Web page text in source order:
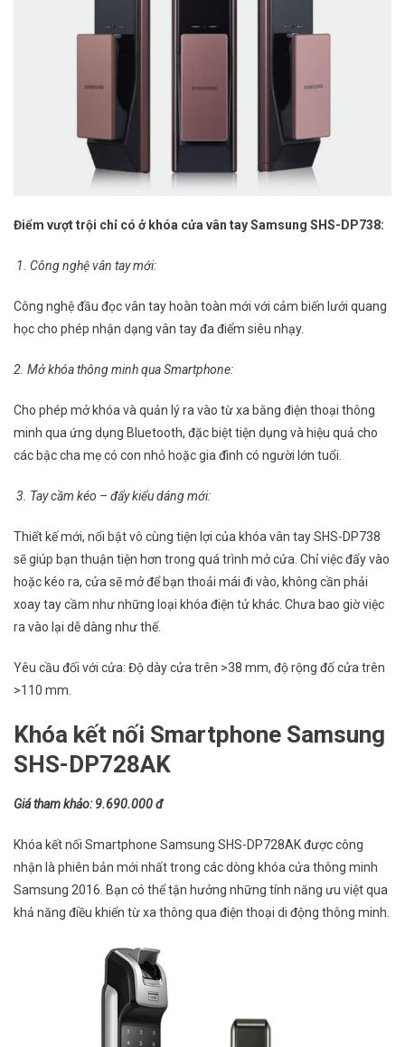
Điểm vượt trội chỉ có ở khóa cửa vân tay Samsung SHS-DP738:
1. Công nghệ vân tay mới:
Công nghệ đầu đọc vân tay hoàn toàn mới với cảm biến lưới quang
học cho phép nhận dạng vân tay đa điểm siêu nhạy.
2. Mở khóa thông minh qua Smartphone:
Cho phép mở khóa và quản lý ra vào từ xa bằng điện thoại thông
minh qua ứng dụng Bluetooth, đặc biệt tiện dụng và hiệu quả cho
các bậc cha mẹ có con nhỏ hoặc gia đình có người lớn tuổi.
3. Tay cầm kéo – đẩy kiểu dáng mới:
Thiết kế mới, nổi bật vô cùng tiện lợi của khóa vân tay SHS-DP738
sẽ giúp bạn thuận tiện hơn trong quá trình mở cửa. Chỉ việc đẩy vào
hoặc kéo ra, cửa sẽ mở để bạn thoải mái đi vào, không cần phải
xoay tay cầm như những loại khóa điện tử khác. Chưa bao giờ việc
ra vào lại dễ dàng như thế.
Yêu cầu đối với cửa: Độ dày cửa trên >38 mm, độ rộng đố cửa trên
>110 mm.
Khóa kết nối Smartphone Samsung
SHS-DP728AK
Giá tham khảo: 9.690.000 đ
Khóa kết nối Smartphone Samsung SHS-DP728AK được công
nhận là phiên bản mới nhất trong các dòng khóa cửa thông minh
Samsung 2016. Bạn có thể tận hưởng những tính năng ưu việt qua
khả năng điều khiển từ xa thông qua điện thoại di động thông minh.